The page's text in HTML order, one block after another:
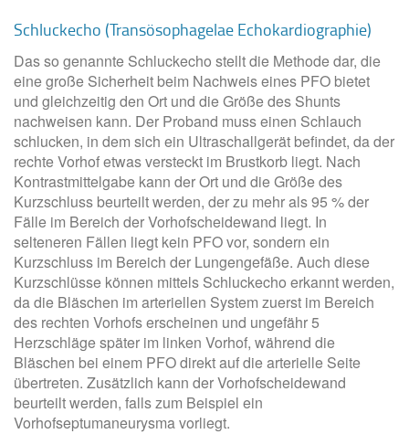
Schluckecho (Transösophagelae Echokardiographie)
Das so genannte Schluckecho stellt die Methode dar, die
eine große Sicherheit beim Nachweis eines PFO bietet
und gleichzeitig den Ort und die Größe des Shunts
nachweisen kann. Der Proband muss einen Schlauch
schlucken, in dem sich ein Ultraschallgerät befindet, da der
rechte Vorhof etwas versteckt im Brustkorb liegt. Nach
Kontrastmittelgabe kann der Ort und die Größe des
Kurzschluss beurteilt werden, der zu mehr als 95 % der
Fälle im Bereich der Vorhofscheidewand liegt. In
selteneren Fällen liegt kein PFO vor, sondern ein
Kurzschluss im Bereich der Lungengefäße. Auch diese
Kurzschlüsse können mittels Schluckecho erkannt werden,
da die Bläschen im arteriellen System zuerst im Bereich
des rechten Vorhofs erscheinen und ungefähr 5
Herzschläge später im linken Vorhof, während die
Bläschen bei einem PFO direkt auf die arterielle Seite
übertreten. Zusätzlich kann der Vorhofscheidewand
beurteilt werden, falls zum Beispiel ein
Vorhofseptumaneurysma vorliegt.